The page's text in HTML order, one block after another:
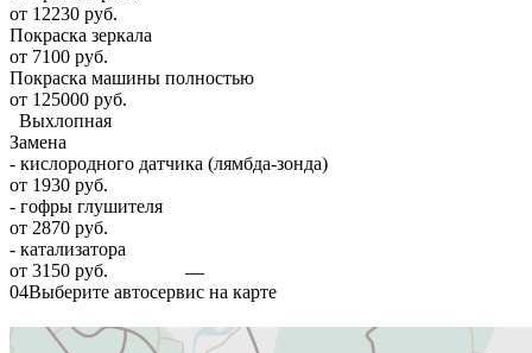
от 12230 руб.
Покраска зеркала
от 7100 руб.
Покраска машины полностью
от 125000 руб.
Выхлопная
Замена
- кислородного датчика (лямбда-зонда)
от 1930 руб.
- гофры глушителя
от 2870 руб.
- катализатора
от 3150 руб.
04Выберите автосервис на карте